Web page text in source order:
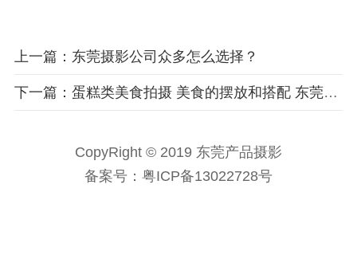
上一篇：东莞摄影公司众多怎么选择？
下一篇：蛋糕类美食拍摄 美食的摆放和搭配 东莞商业摄影
CopyRight © 2019 东莞产品摄影
备案号： 粤ICP备13022728号